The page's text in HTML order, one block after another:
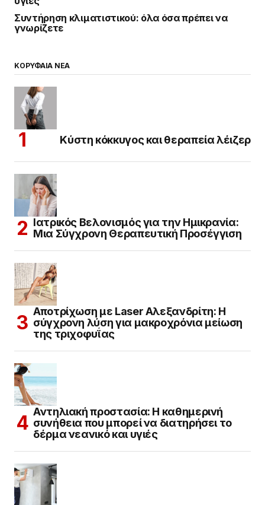
Συντήρηση κλιματιστικού: όλα όσα πρέπει να
γνωρίζετε
ΚΟΡΥΦΑΙΑ ΝΕΑ
Κύστη κόκκυγος και θεραπεία λέιζερ
Ιατρικός Βελονισμός για την Ημικρανία:
Μια Σύγχρονη Θεραπευτική Προσέγγιση
Αποτρίχωση με Laser Αλεξανδρίτη: Η
σύγχρονη λύση για μακροχρόνια μείωση
της τριχοφυΐας
Αντηλιακή προστασία: Η καθημερινή
συνήθεια που μπορεί να διατηρήσει το
δέρμα νεανικό και υγιές